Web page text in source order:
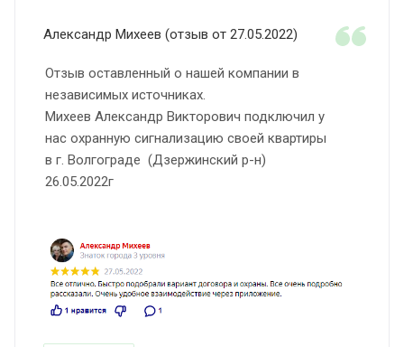
Александр Михеев (отзыв от 27.05.2022)
Отзыв оставленный о нашей компании в
независимых источниках.
Михеев Александр Викторович подключил у
нас охранную сигнализацию своей квартиры
в г. Волгограде (Дзержинский р-н)
26.05.2022г